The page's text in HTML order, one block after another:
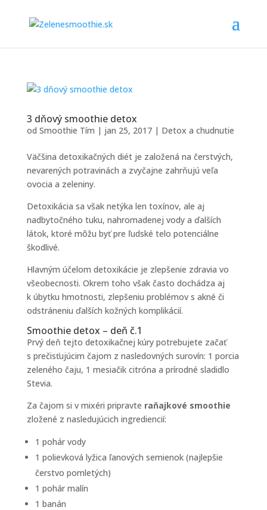
3 dňový smoothie detox
od Smoothie Tím | jan 25, 2017| Detox a chudnutie
Väčšina detoxikačných diét je založená na čerstvých,
nevarených potravinách a zvyčajne zahrňujú veľa
ovocia a zeleniny.
Detoxikácia sa však netýka len toxínov, ale aj
nadbytočného tuku, nahromadenej vody a ďalších
látok, ktoré môžu byť pre ľudské telo potenciálne
škodlivé.
Hlavným účelom detoxikácie je zlepšenie zdravia vo
všeobecnosti. Okrem toho však často dochádza aj
k úbytku hmotnosti, zlepšeniu problémov s akné či
odstráneniu ďalších kožných komplikácií.
Smoothie detox – deň č.1
Prvý deň tejto detoxikačnej kúry potrebujete začať
s prečisťujúcim čajom z nasledovných surovín: 1 porcia
zeleného čaju, 1 mesiačik citróna a prírodné sladidlo
Stevia.
Za čajom si v mixéri pripravte raňajkové smoothie
zložené z nasledujúcich ingrediencií:
1 pohár vody
1 polievková lyžica ľanových semienok (najlepšie
čerstvo pomletých)
1 pohár malín
1 banán